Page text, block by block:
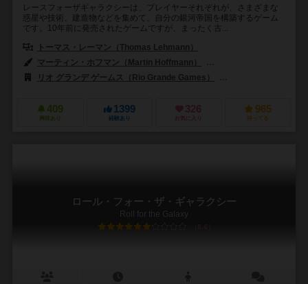
レースフォーザギャラクシーは、プレイヤーそれぞれが、さまざまな
惑星や技術、建造物などを集めて、自分の銀河帝国を構築するゲーム
です。10年前に発売されたゲームですが、まったく古...
トーマス・レーマン（Thomas Lehmann）
マーティン・ホフマン（Martin Hoffmann）
リオ グランデ ゲームス（Rio Grande Games）
409
興味あり
1399
経験あり
326
お気に入り
965
持ってる
ロール・フォー・ザ・ギャラクシー
Roll for the Galaxy
6.6